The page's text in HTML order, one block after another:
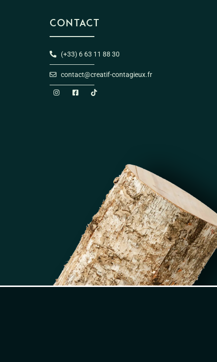
CONTACT
(+33) 6 63 11 88 30
contact@creatif-contagieux.fr